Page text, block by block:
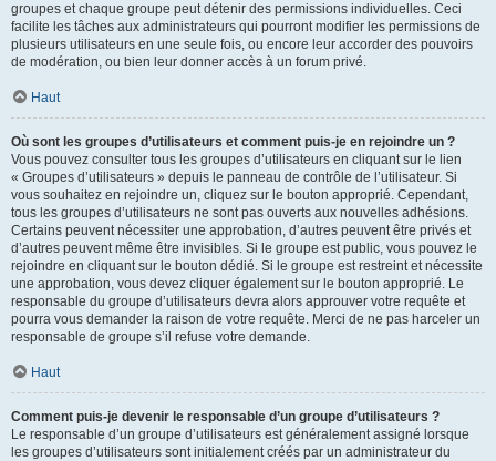
groupes et chaque groupe peut détenir des permissions individuelles. Ceci
facilite les tâches aux administrateurs qui pourront modifier les permissions de
plusieurs utilisateurs en une seule fois, ou encore leur accorder des pouvoirs
de modération, ou bien leur donner accès à un forum privé.
Haut
Où sont les groupes d’utilisateurs et comment puis-je en rejoindre un ?
Vous pouvez consulter tous les groupes d’utilisateurs en cliquant sur le lien
« Groupes d’utilisateurs » depuis le panneau de contrôle de l’utilisateur. Si
vous souhaitez en rejoindre un, cliquez sur le bouton approprié. Cependant,
tous les groupes d’utilisateurs ne sont pas ouverts aux nouvelles adhésions.
Certains peuvent nécessiter une approbation, d’autres peuvent être privés et
d’autres peuvent même être invisibles. Si le groupe est public, vous pouvez le
rejoindre en cliquant sur le bouton dédié. Si le groupe est restreint et nécessite
une approbation, vous devez cliquer également sur le bouton approprié. Le
responsable du groupe d’utilisateurs devra alors approuver votre requête et
pourra vous demander la raison de votre requête. Merci de ne pas harceler un
responsable de groupe s’il refuse votre demande.
Haut
Comment puis-je devenir le responsable d’un groupe d’utilisateurs ?
Le responsable d’un groupe d’utilisateurs est généralement assigné lorsque
les groupes d’utilisateurs sont initialement créés par un administrateur du